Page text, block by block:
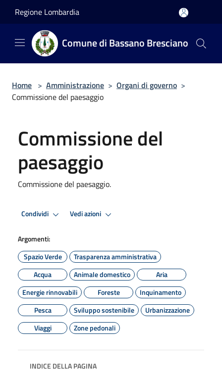
Regione Lombardia
Comune di Bassano Bresciano
Home > Amministrazione > Organi di governo >
Commissione del paesaggio
Commissione del
paesaggio
Commissione del paesaggio.
Condividi Vedi azioni
Argomenti:
Spazio Verde
Trasparenza amministrativa
Acqua
Animale domestico
Aria
Energie rinnovabili
Foreste
Inquinamento
Pesca
Sviluppo sostenibile
Urbanizzazione
Viaggi
Zone pedonali
INDICE DELLA PAGINA